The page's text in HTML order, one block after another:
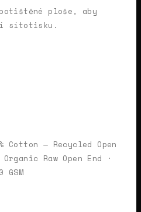
ploše, aby
sítotisku.
Cotton — Recycled Open
Raw Open End ·